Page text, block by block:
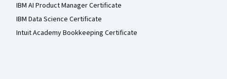
IBM AI Product Manager Certificate
IBM Data Science Certificate
Intuit Academy Bookkeeping Certificate